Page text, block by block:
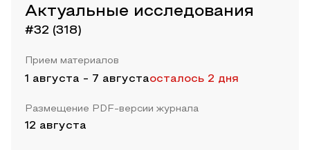
Актуальные исследования
#32 (318)
Прием материалов
1 августа - 7 августаосталось 2 дня
Размещение PDF-версии журнала
12 августа